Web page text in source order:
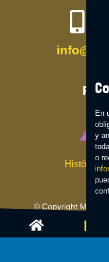
En
y
o
info@
Histórico
© Copyright
Aviso legal